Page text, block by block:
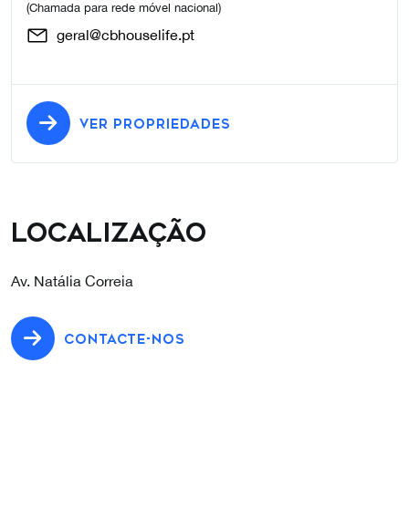
(Chamada para rede móvel nacional)
geral@cbhouselife.pt
VER PROPRIEDADES
Localização
Av. Natália Correia
CONTACTE-NOS